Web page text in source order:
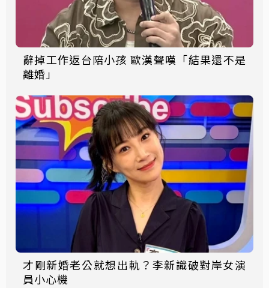
辭掉工作返台陪小孩 歐漢聲嘆「結果還不是
離婚」
才剛新婚老公就想出軌？李新識破對岸女演
員小心機